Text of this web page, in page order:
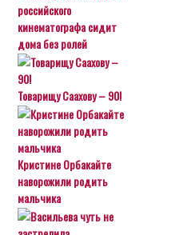
российского
кинематографа сидит
дома без ролей
Товарищу Саахову – 90!
Кристине Орбакайте
наворожили родить
мальчика